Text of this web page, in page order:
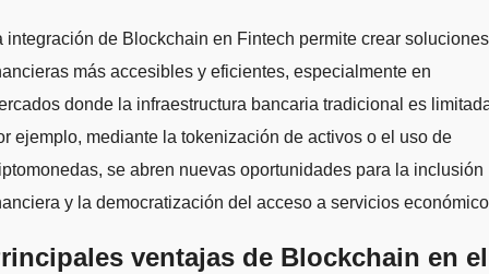
integración de Blockchain en Fintech permite crear soluciones
más accesibles y eficientes, especialmente en
donde la infraestructura bancaria tradicional es
ejemplo, mediante la tokenización de activos o el uso de
se abren nuevas oportunidades para la inclusión
y la democratización del acceso a servicios
ventajas de Blockchain en el